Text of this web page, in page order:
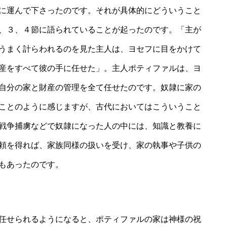
運んで下さったのです。それが具体的にどういうこと
３、４節に語られていることが起ったのです。「主が
まく計らわれるのを見た主人は、ヨセフに目をかけて
をすべて彼の手に任せた」。主人ポティファルは、ヨ
分の家と財産の管理を全て任せたのです。奴隷に家の
とのように感じますが、古代においてはこういうこと
争捕虜などで奴隷になった人の中には、知識と教養に
を得れば、家族同様の扱いを受け、家の執事や子供の
あったのです。
られるようになると、ポティファルの家は神様の祝